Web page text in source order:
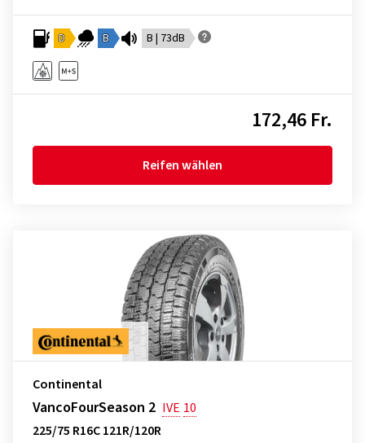
D B B | 73dB
172,46 Fr.
Reifen wählen
Continental
VancoFourSeason 2 IVE 10
225/75 R16C 121R/120R